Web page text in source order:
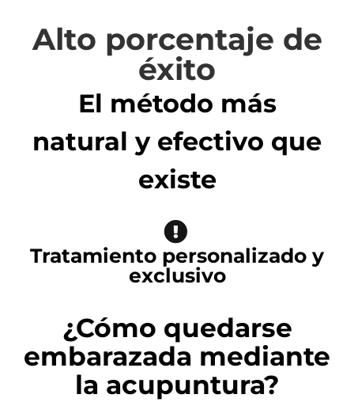
Alto porcentaje de
éxito
El método más
natural y efectivo que
existe
Tratamiento personalizado y
exclusivo
¿Cómo quedarse
embarazada mediante
la acupuntura?